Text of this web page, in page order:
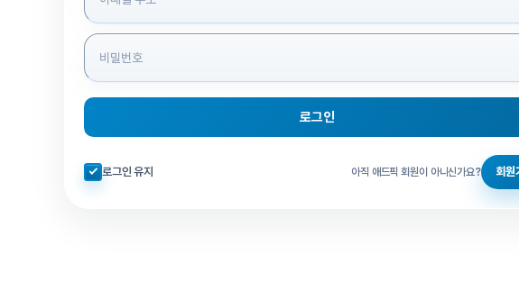
로그인
자동로그인 체크
로그인 유지 아직 애드픽 회원이 아니신가요? 회원